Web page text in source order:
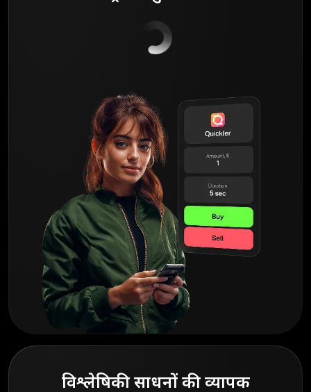
विश्लेषिकी साधनों की व्यापक